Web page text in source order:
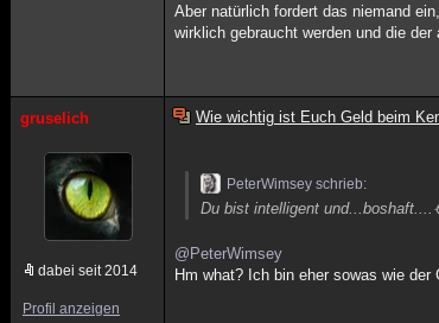
Aber natürlich fordert das niemand
wirklich gebraucht werden und die
gruselich
dabei seit 2014
Profil anzeigen
Wie wichtig ist Euch Geld beim
PeterWimsey schrieb:
Du bist intelligent
@PeterWimsey
Hm what? Ich bin eher sowas wie der